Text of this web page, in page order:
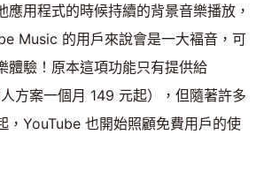
應用程式的時候持續的背景音樂播放，
Music 的用戶來說會是一大褔音，可
體驗！原本這項功能只有提供給
方案一個月 149 元起），但隨著許多
，YouTube 也開始照顧免費用戶的使